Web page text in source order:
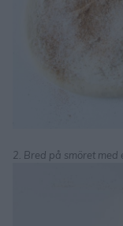
2. Bred på smöret med